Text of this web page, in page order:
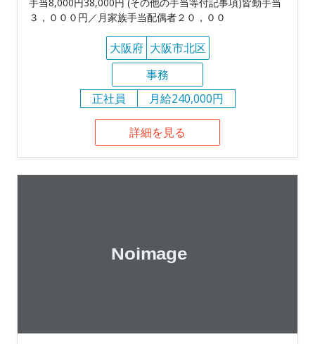
３，０００円／月家族手当配偶者２０，００
大阪府 大阪市北区
事務
正社員
月給240,000円
詳細を見る